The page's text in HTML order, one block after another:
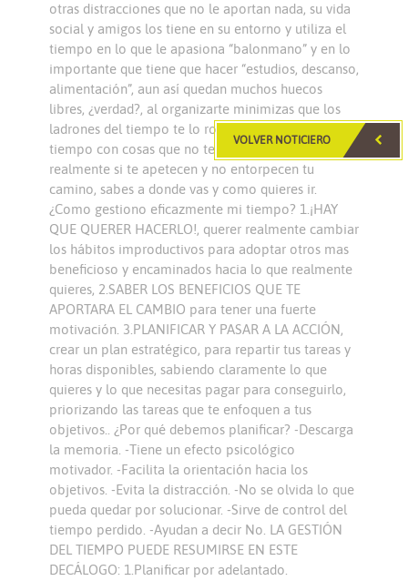
VOLVER NOTICIERO
otras distracciones que no le aportan nada, su vida
social y amigos los tiene en su entorno y utiliza el
tiempo en lo que le apasiona “balonmano” y en lo
importante que tiene que hacer “estudios, descanso,
alimentación”, aun así quedan muchos huecos
libres, ¿verdad?, al organizarte minimizas que los
ladrones del tiempo te lo roben, no ocupas tu
tiempo con cosas que no te aportan nada, las haces
realmente si te apetecen y no entorpecen tu
camino, sabes a donde vas y como quieres ir.
¿Como gestiono eficazmente mi tiempo? 1.¡HAY
QUE QUERER HACERLO!, querer realmente cambiar
los hábitos improductivos para adoptar otros mas
beneficioso y encaminados hacia lo que realmente
quieres, 2.SABER LOS BENEFICIOS QUE TE
APORTARA EL CAMBIO para tener una fuerte
motivación. 3.PLANIFICAR Y PASAR A LA ACCIÓN,
crear un plan estratégico, para repartir tus tareas y
horas disponibles, sabiendo claramente lo que
quieres y lo que necesitas pagar para conseguirlo,
priorizando las tareas que te enfoquen a tus
objetivos.. ¿Por qué debemos planificar? -Descarga
la memoria. -Tiene un efecto psicológico
motivador. -Facilita la orientación hacia los
objetivos. -Evita la distracción. -No se olvida lo que
pueda quedar por solucionar. -Sirve de control del
tiempo perdido. -Ayudan a decir No. LA GESTIÓN
DEL TIEMPO PUEDE RESUMIRSE EN ESTE
DECÁLOGO: 1.Planificar por adelantado.